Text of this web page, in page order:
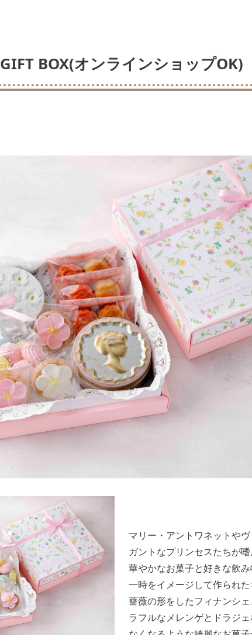
GIFT BOX(オンラインショップOK)
マリー・アントワネットや
ガントなプリンセスたちが
華やかなお菓子と好きな飲
一時をイメージして作られた
薔薇の形をしたフィナンシ
ラフルなメレンゲとドラジ